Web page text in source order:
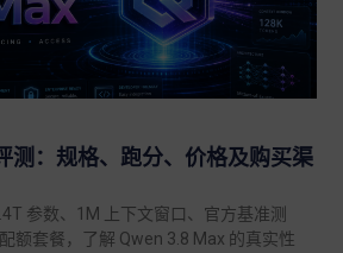
：规格、跑分、价格及购买渠
参数、1M 上下文窗口、官方基准测
额套餐，了解 Qwen 3.8 Max 的真实性